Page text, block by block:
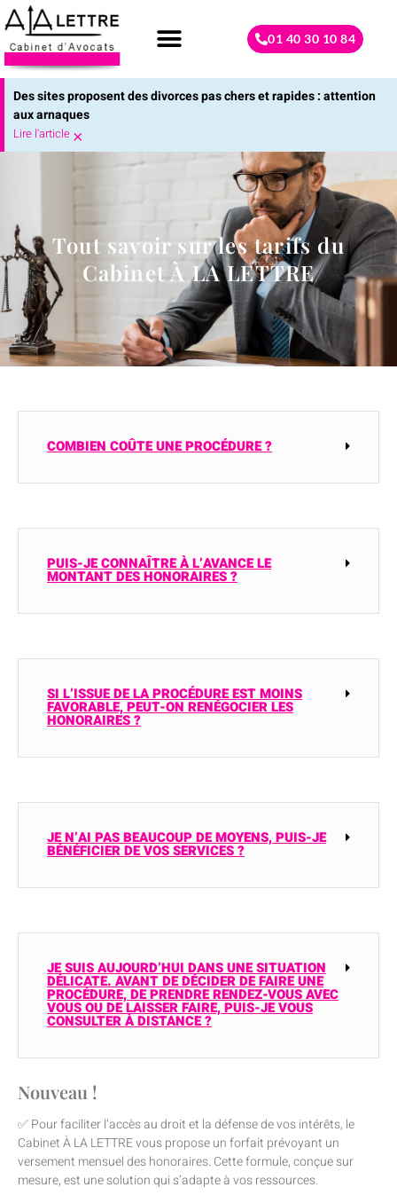
01 40 30 10 84
Des sites proposent des divorces pas chers et rapides : attention
aux arnaques
Lire l'article ×
Tout savoir sur les tarifs du
Cabinet À LA LETTRE
COMBIEN COÛTE UNE PROCÉDURE ?
PUIS-JE CONNAÎTRE À L’AVANCE LE
MONTANT DES HONORAIRES ?
SI L’ISSUE DE LA PROCÉDURE EST MOINS
FAVORABLE, PEUT-ON RENÉGOCIER LES
HONORAIRES ?
JE N’AI PAS BEAUCOUP DE MOYENS, PUIS-JE
BÉNÉFICIER DE VOS SERVICES ?
JE SUIS AUJOURD’HUI DANS UNE SITUATION
DÉLICATE. AVANT DE DÉCIDER DE FAIRE UNE
PROCÉDURE, DE PRENDRE RENDEZ-VOUS AVEC
VOUS OU DE LAISSER FAIRE, PUIS-JE VOUS
CONSULTER À DISTANCE ?
Nouveau !
✅ Pour faciliter l’accès au droit et la défense de vos intérêts, le
Cabinet À LA LETTRE vous propose un forfait prévoyant un
versement mensuel des honoraires. Cette formule, conçue sur
mesure, est une solution qui s’adapte à vos ressources.